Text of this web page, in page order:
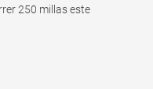
250 millas este